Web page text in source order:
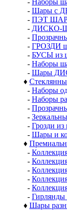
- Наборы
- Шары с
- ПЭТ
- ДИСКО-
-
- ГРОЗДИ
- БУСЫ из
- Наборы
- Шары
♦
- Наборы
- Наборы
-
-
- Грозди
- Шары и
♦
-
-
-
-
-
- Гирлянды
♦ Шары